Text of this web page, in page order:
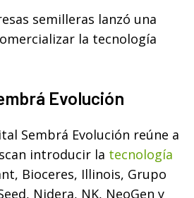
semilleras lanzó una
la tecnología
Evolución
Sembrá Evolución reúne a
introducir la tecnología
Bioceres, Illinois, Grupo
Nidera, NK, NeoGen y